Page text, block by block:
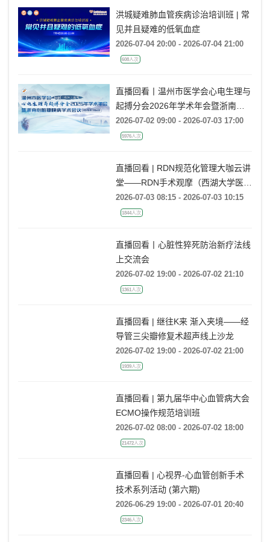
洪城疑难肺血管疾病诊治培训班 | 常
见并且疑难的低氧血症
2026-07-04 20:00 - 2026-07-04 21:00
直播回看丨温州市医学会心电生理与
起搏分会2026年学术年会暨浙南心
脏瓣膜病学术会议
2026-07-02 09:00 - 2026-07-03 17:00
直播回看 | RDN规范化管理大咖云讲
堂——RDN手术观摩（西湖大学医学
院附属杭州市第一人民医院站）
2026-07-03 08:15 - 2026-07-03 10:15
直播回看丨心脏性猝死防治新疗法线
上交流会
2026-07-02 19:00 - 2026-07-02 21:10
直播回看 | 继往K来 渐入夹境——经
导管三尖瓣修复术超声线上沙龙
2026-07-02 19:00 - 2026-07-02 21:00
直播回看 | 第九届华中心血管病大会
ECMO操作规范培训班
2026-07-02 08:00 - 2026-07-02 18:00
直播回看 | 心视界-心血管创新手术
技术系列活动 (第六期)
2026-06-29 19:00 - 2026-07-01 20:40